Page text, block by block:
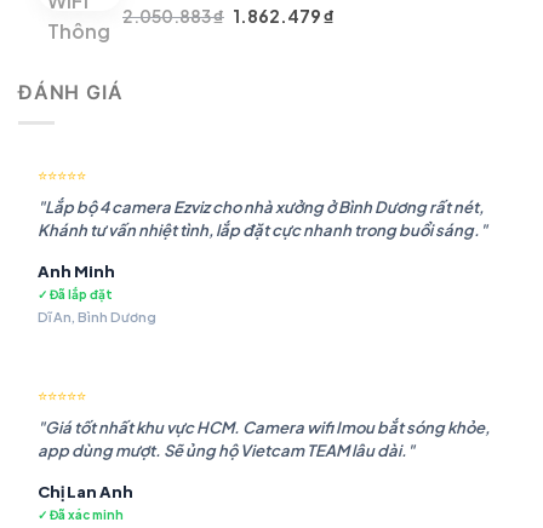
2.050.883₫ Giá
1.862.479₫
ĐÁNH GIÁ
⭐⭐⭐⭐⭐
"Lắp bộ 4 camera Ezviz cho nhà xưởng ở Bình Dương rất nét,
Khánh tư vấn nhiệt tình, lắp đặt cực nhanh trong buổi sáng."
Anh Minh
✓ Đã lắp đặt
Dĩ An, Bình Dương
⭐⭐⭐⭐⭐
"Giá tốt nhất khu vực HCM. Camera wifi Imou bắt sóng khỏe,
app dùng mượt. Sẽ ủng hộ Vietcam TEAM lâu dài."
Chị Lan Anh
✓ Đã xác minh